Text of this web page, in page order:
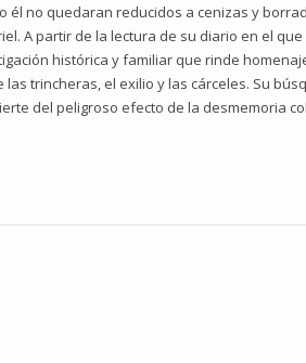
no quedaran reducidos a cenizas y
A partir de la lectura de su diario en el
histórica y familiar que rinde
trincheras, el exilio y las cárceles. Su
del peligroso efecto de la desmemoria